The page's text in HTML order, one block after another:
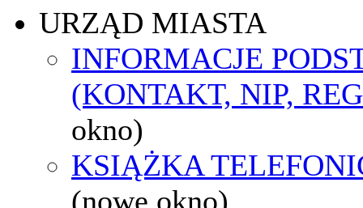
URZĄD MIASTA
INFORMACJE
(KONTAKT, NIP,
okno)
KSIĄŻKA
(nowe okno)